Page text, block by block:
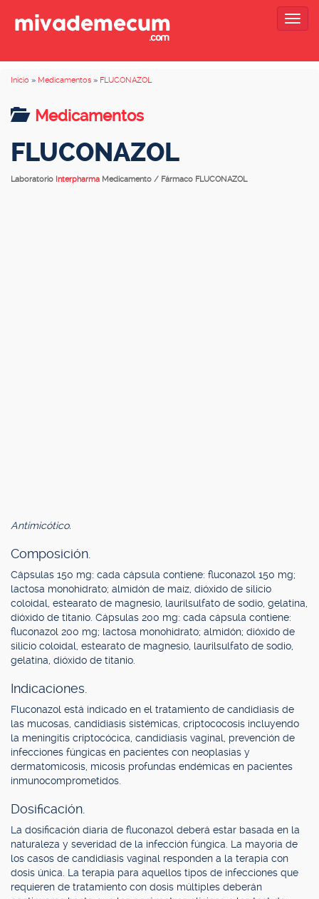
Inicio » Medicamentos » FLUCONAZOL
Medicamentos
FLUCONAZOL
Laboratorio Interpharma Medicamento / Fármaco FLUCONAZOL
Antimicótico.
Composición.
Cápsulas 150 mg: cada cápsula contiene: fluconazol 150 mg;
lactosa monohidrato; almidón de maíz, dióxido de silicio
coloidal, estearato de magnesio, laurilsulfato de sodio, gelatina,
dióxido de titanio. Cápsulas 200 mg: cada cápsula contiene:
fluconazol 200 mg; lactosa monohidrato; almidón; dióxido de
silicio coloidal, estearato de magnesio, laurilsulfato de sodio,
gelatina, dióxido de titanio.
Indicaciones.
Fluconazol está indicado en el tratamiento de candidiasis de
las mucosas, candidiasis sistémicas, criptococosis incluyendo
la meningitis criptocócica, candidiasis vaginal, prevención de
infecciones fúngicas en pacientes con neoplasias y
dermatomicosis, micosis profundas endémicas en pacientes
inmunocomprometidos.
Dosificación.
La dosificación diaria de fluconazol deberá estar basada en la
naturaleza y severidad de la infección fúngica. La mayoría de
los casos de candidiasis vaginal responden a la terapia con
dosis única. La terapia para aquellos tipos de infecciones que
requieren de tratamiento con dosis múltiples deberán